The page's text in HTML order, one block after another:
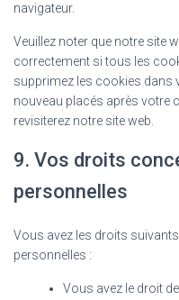
navigateur.
Veuillez noter que notre site
correctement si tous les
supprimez les cookies dans
nouveau placés après votre
revisiterez notre site web.
9. Vos droits
personnelles
Vous avez les droits
personnelles :
Vous avez le droit